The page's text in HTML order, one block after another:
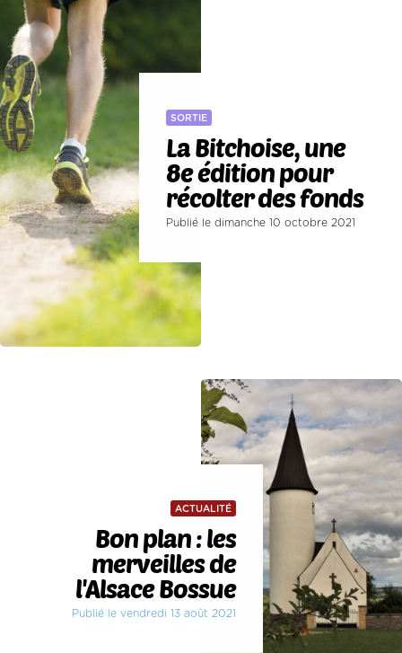
SORTIE
La Bitchoise, une
8e édition pour
récolter des fonds
Publié le dimanche 10 octobre 2021
ACTUALITÉ
Bon plan : les
merveilles de
l'Alsace Bossue
Publié le vendredi 13 août 2021